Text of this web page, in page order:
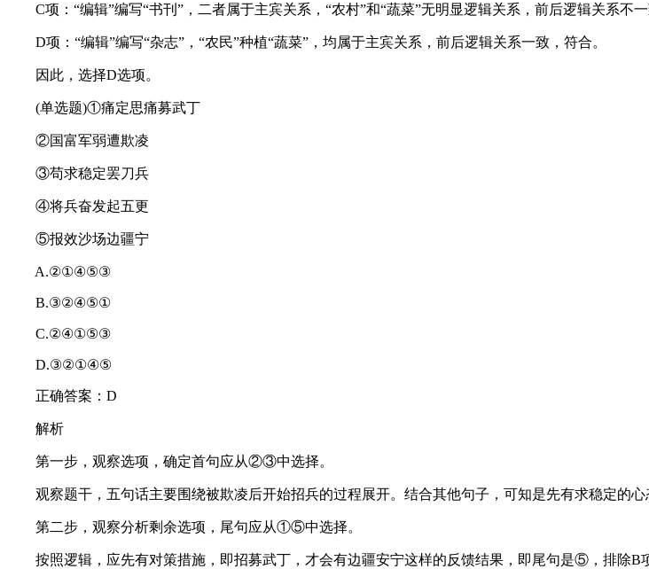
C项：“编辑”编写“书刊”，二者属于主宾关系，“农村”和“蔬菜”无明显逻辑关系，前后逻辑关系不
D项：“编辑”编写“杂志”，“农民”种植“蔬菜”，均属于主宾关系，前后逻辑关系一致，符合。
因此，选择D选项。
(单选题)①痛定思痛募武丁
②国富军弱遭欺凌
③苟求稳定罢刀兵
④将兵奋发起五更
⑤报效沙场边疆宁
A.②①④⑤③
B.③②④⑤①
C.②④①⑤③
D.③②①④⑤
正确答案：D
解析
第一步，观察选项，确定首句应从②③中选择。
观察题干，五句话主要围绕被欺凌后开始招兵的过程展开。结合其他句子，可知是先有求稳定的心
第二步，观察分析剩余选项，尾句应从①⑤中选择。
按照逻辑，应先有对策措施，即招募武丁，才会有边疆安宁这样的反馈结果，即尾句是⑤，排除B